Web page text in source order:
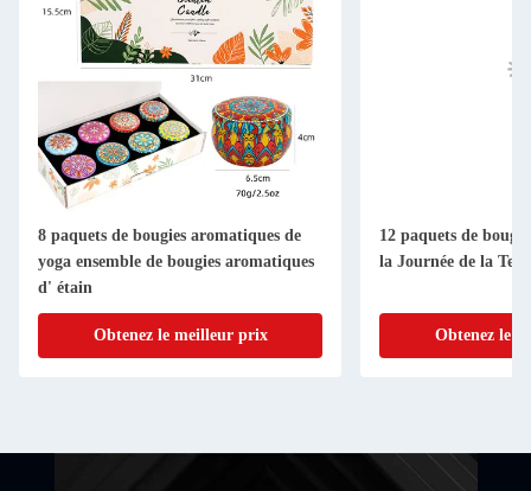
12 paquets de bougies parfumées pour
la Journée de la Terre
Obtenez le meilleur prix
Les anniversaires
bougies en cire sur
sauge Arôme de
Obtenez le